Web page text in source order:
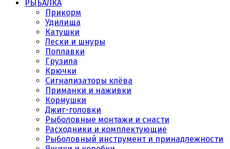
РЫБАЛКА
Прикорм
Удилища
Катушки
Лески и шнуры
Поплавки
Грузила
Крючки
Сигнализаторы клёва
Приманки и наживки
Кормушки
Джиг-головки
Рыболовные монтажи и снасти
Расходники и комплектующие
Рыболовный инструмент и принадлежности